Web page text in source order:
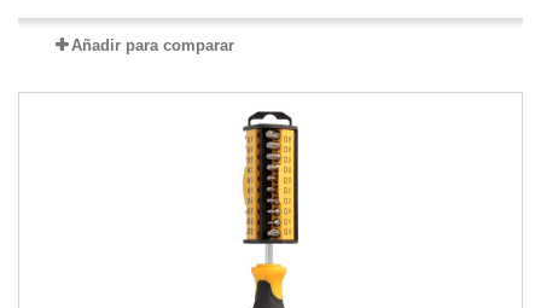
Añadir para comparar